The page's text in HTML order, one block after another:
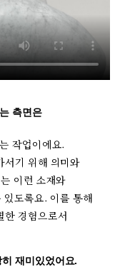
측면은
작업이에요.
서기 위해 의미와
이런 소재와
있도록요. 이를 통해
한 경험으로서
재미있었어요.